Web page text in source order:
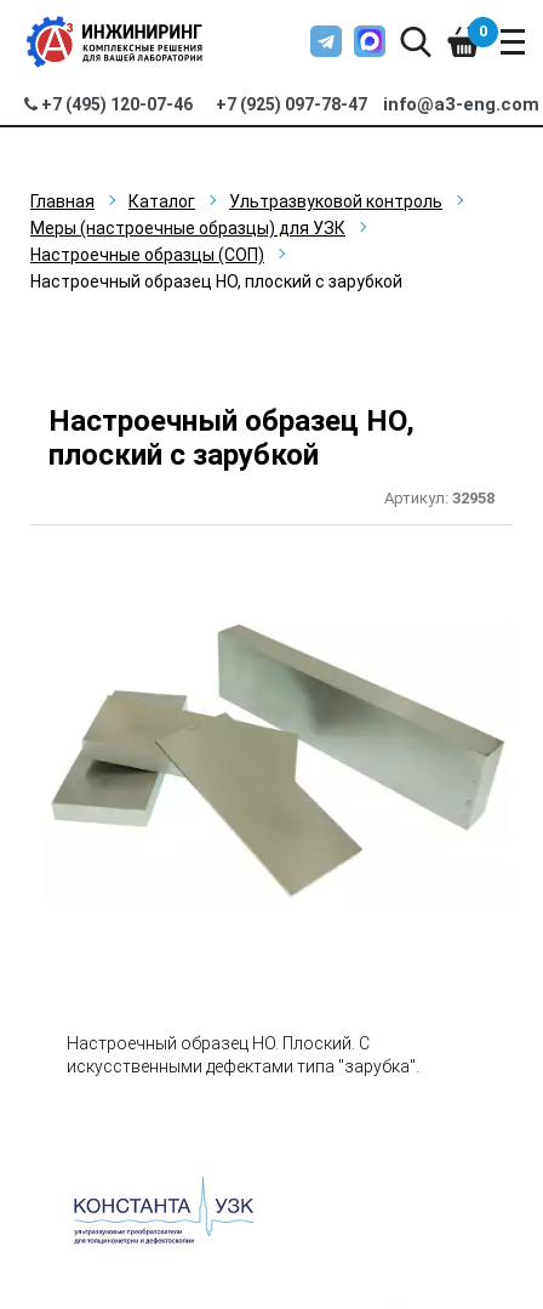
+7 (495) 120-07-46 +7 (925) 097-78-47 info@a3-eng.com
0
Главная Каталог
Ультразвуковой контроль
Меры (настроечные образцы) для УЗК
Настроечные образцы (СОП)
Настроечный образец НО, плоский с зарубкой
Настроечный образец НО,
плоский с зарубкой
Артикул: 32958
Настроечный образец НО. Плоский. С
искусственными дефектами типа "зарубка".